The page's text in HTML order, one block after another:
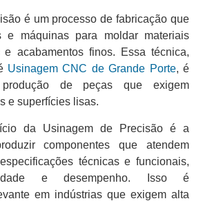
é um processo de fabricação que
e máquinas para moldar materiais
acabamentos finos. Essa técnica,
Usinagem CNC de Grande Porte, é
de peças que exigem
e superfícies lisas.
da Usinagem de Precisão é a
componentes que atendem
técnicas e funcionais,
e desempenho. Isso é
em indústrias que exigem alta